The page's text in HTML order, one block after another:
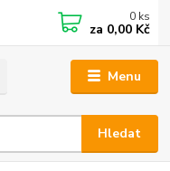
Menu
Hledat
0 ks
za 0,00 Kč